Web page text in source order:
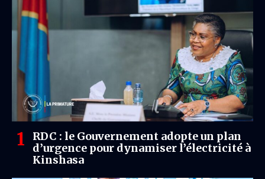
RDC : le Gouvernement adopte un plan
d’urgence pour dynamiser l’électricité à
Kinshasa